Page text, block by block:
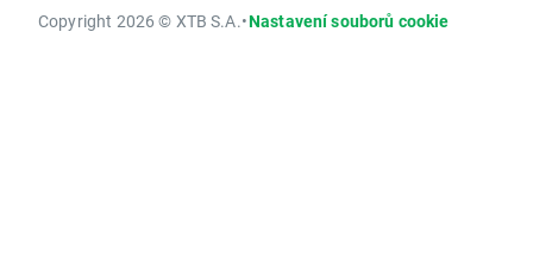
Copyright 2026 © XTB S.A.•Nastavení souborů cookie